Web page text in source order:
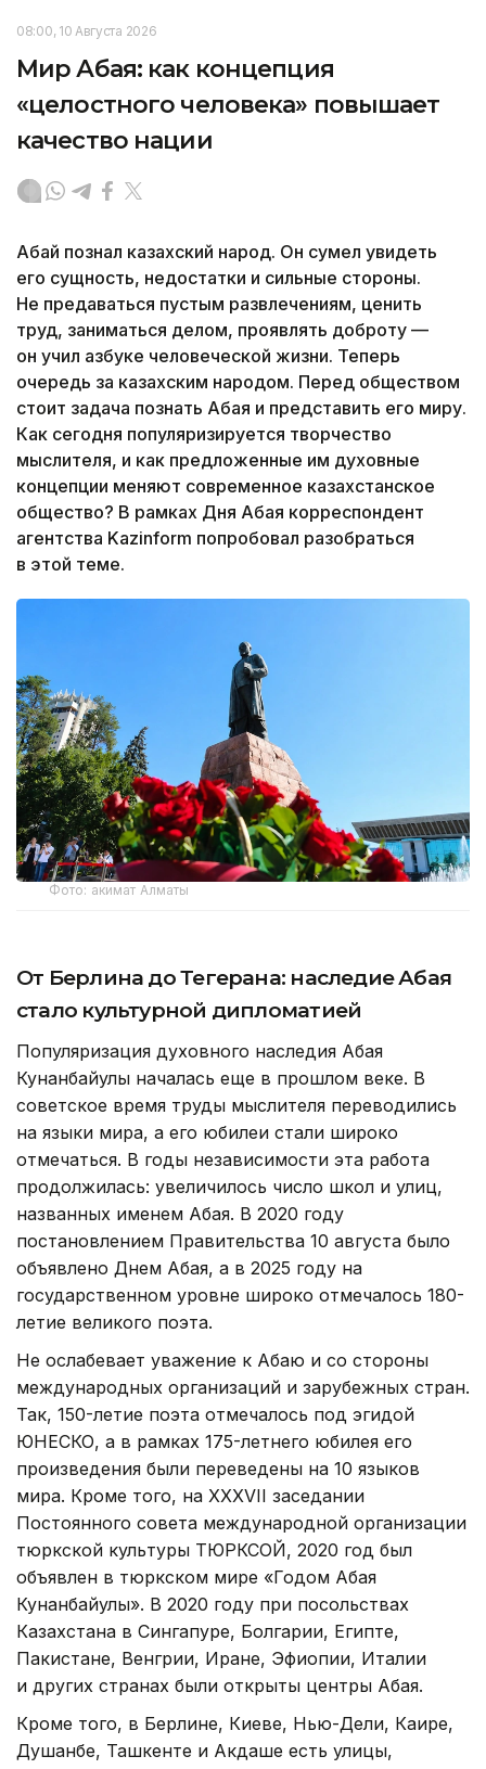
08:00, 10 Августа 2026
Мир Абая: как концепция
«целостного человека» повышает
качество нации
Абай познал казахский народ. Он сумел увидеть
его сущность, недостатки и сильные стороны.
Не предаваться пустым развлечениям, ценить
труд, заниматься делом, проявлять доброту —
он учил азбуке человеческой жизни. Теперь
очередь за казахским народом. Перед обществом
стоит задача познать Абая и представить его миру.
Как сегодня популяризируется творчество
мыслителя, и как предложенные им духовные
концепции меняют современное казахстанское
общество? В рамках Дня Абая корреспондент
агентства Kazinform попробовал разобраться
в этой теме.
Фото: акимат Алматы
От Берлина до Тегерана: наследие Абая
стало культурной дипломатией
Популяризация духовного наследия Абая
Кунанбайулы началась еще в прошлом веке. В
советское время труды мыслителя переводились
на языки мира, а его юбилеи стали широко
отмечаться. В годы независимости эта работа
продолжилась: увеличилось число школ и улиц,
названных именем Абая. В 2020 году
постановлением Правительства 10 августа было
объявлено Днем Абая, а в 2025 году на
государственном уровне широко отмечалось 180-
летие великого поэта.
Не ослабевает уважение к Абаю и со стороны
международных организаций и зарубежных стран.
Так, 150-летие поэта отмечалось под эгидой
ЮНЕСКО, а в рамках 175-летнего юбилея его
произведения были переведены на 10 языков
мира. Кроме того, на XXXVII заседании
Постоянного совета международной организации
тюркской культуры ТЮРКСОЙ, 2020 год был
объявлен в тюркском мире «Годом Абая
Кунанбайулы». В 2020 году при посольствах
Казахстана в Сингапуре, Болгарии, Египте,
Пакистане, Венгрии, Иране, Эфиопии, Италии
и других странах были открыты центры Абая.
Кроме того, в Берлине, Киеве, Нью-Дели, Каире,
Душанбе, Ташкенте и Акдаше есть улицы,